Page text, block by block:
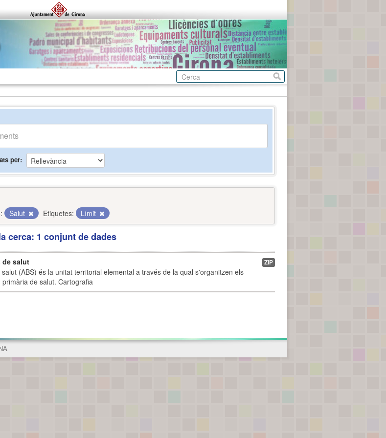
per
Salut Etiquetes: Límit
cerca: 1 conjunt de dades
de salut
(ABS) és la unitat territorial elemental a través de la qual s'organitzen els
de salut. Cartografia
ZIP